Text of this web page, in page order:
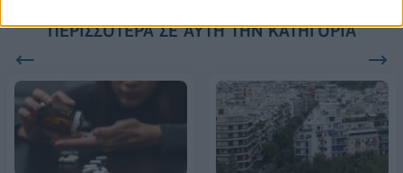
ΠΕΡΙΣΣΌΤΕΡΑ ΣΕ ΑΥΤΉ ΤΗΝ ΚΑΤΗΓΟΡΊΑ